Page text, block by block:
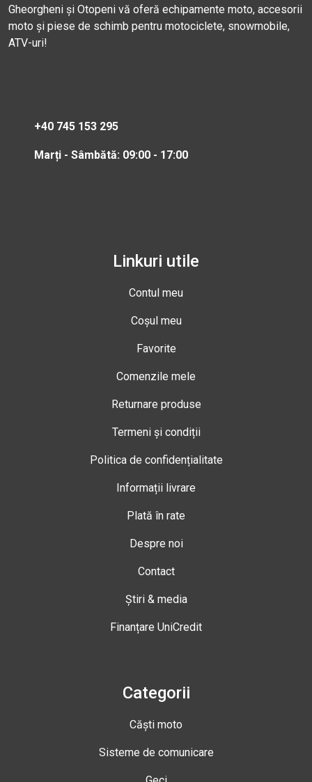
Gheorgheni și Otopeni vă oferă echipamente moto, accesorii
moto și piese de schimb pentru motociclete, snowmobile,
ATV-uri!
+40 745 153 295
Marți - Sâmbătă: 09:00 - 17:00
Linkuri utile
Contul meu
Coșul meu
Favorite
Comenzile mele
Returnare produse
Termeni și condiții
Politica de confidențialitate
Informații livrare
Plată în rate
Despre noi
Contact
Știri & media
Finanțare UniCredit
Categorii
Căști moto
Sisteme de comunicare